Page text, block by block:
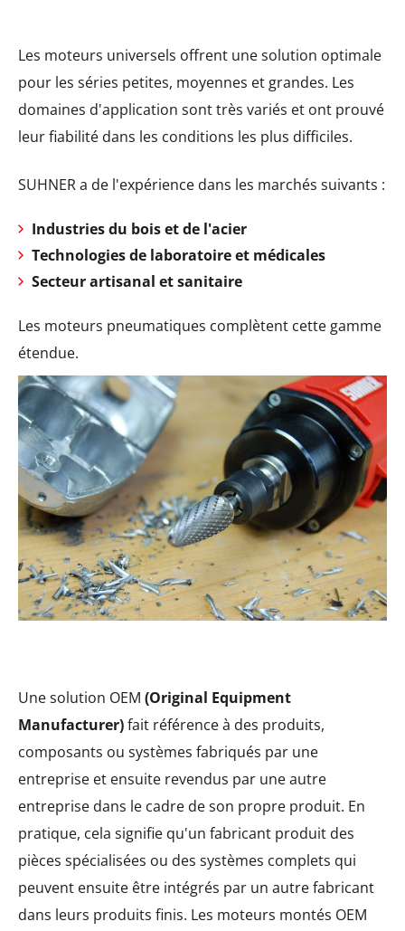
Les moteurs universels offrent une solution optimale
pour les séries petites, moyennes et grandes. Les
domaines d'application sont très variés et ont prouvé
leur fiabilité dans les conditions les plus difficiles.
SUHNER a de l'expérience dans les marchés suivants :
Industries du bois et de l'acier
Technologies de laboratoire et médicales
Secteur artisanal et sanitaire
Les moteurs pneumatiques complètent cette gamme
étendue.
Une solution OEM (Original Equipment
Manufacturer)fait référence à des produits,
composants ou systèmes fabriqués par une
entreprise et ensuite revendus par une autre
entreprise dans le cadre de son propre produit. En
pratique, cela signifie qu'un fabricant produit des
pièces spécialisées ou des systèmes complets qui
peuvent ensuite être intégrés par un autre fabricant
dans leurs produits finis. Les moteurs montés OEM